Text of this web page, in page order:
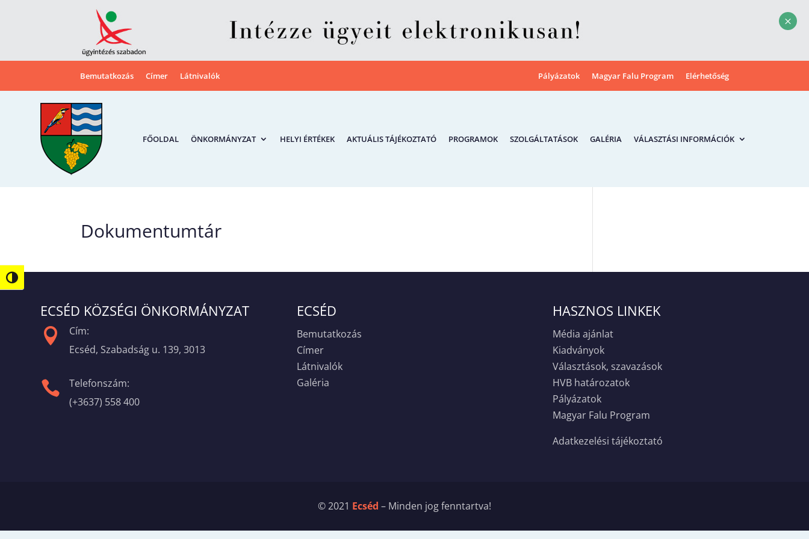
Nagy kontraszt váltása
M
Bemutatkozás Címer Látnivalók Pályázatok Magyar Falu Program Elérhetőség
FŐOLDAL ÖNKORMÁNYZAT HELYI ÉRTÉKEK AKTUÁLIS TÁJÉKOZTATÓ PROGRAMOK SZOLGÁLTATÁSOK GALÉRIA VÁLASZTÁSI INFORMÁCIÓK
Dokumentumtár
ECSÉD KÖZSÉGI ÖNKORMÁNYZAT

Cím:
Ecséd, Szabadság u. 139, 3013

Telefonszám:
(+3637) 558 400
ECSÉD
Bemutatkozás
Címer
Látnivalók
Galéria
HASZNOS LINKEK
Média ajánlat
Kiadványok
Választások, szavazások
HVB határozatok
Pályázatok
Magyar Falu Program
Adatkezelési tájékoztató
© 2021 Ecséd – Minden jog fenntartva!